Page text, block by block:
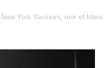
New York Yankees noir et blanc,